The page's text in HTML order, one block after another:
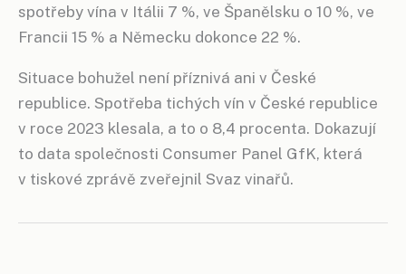
spotřeby vína v Itálii 7 %, ve Španělsku o 10 %, ve
Francii 15 % a Německu dokonce 22 %.
Situace bohužel není příznivá ani v České
republice. Spotřeba tichých vín v České republice
v roce 2023 klesala, a to o 8,4 procenta. Dokazují
to data společnosti Consumer Panel GfK, která
v tiskové zprávě zveřejnil Svaz vinařů.